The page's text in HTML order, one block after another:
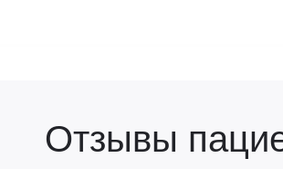
Ч
Челюстно-
Отзывы